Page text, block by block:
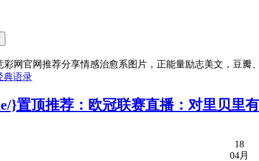
网官网推荐分享情感治愈系图片，正能量励志美文，豆瓣
典语录
}置顶推荐：欧冠联赛直播：对里贝里
18
04月